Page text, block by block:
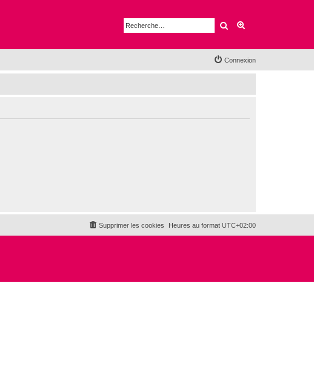
Rechercher
Connexion
Heures au format UTC+02:00
Supprimer les cookies